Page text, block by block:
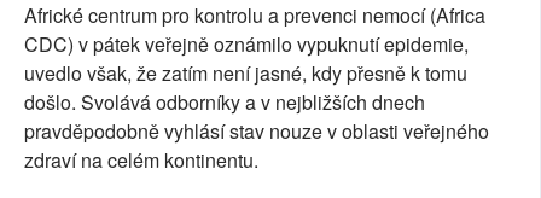
Africké centrum pro kontrolu a prevenci nemocí (Africa
CDC) v pátek veřejně oznámilo vypuknutí epidemie,
uvedlo však, že zatím není jasné, kdy přesně k tomu
došlo. Svolává odborníky a v nejbližších dnech
pravděpodobně vyhlásí stav nouze v oblasti veřejného
zdraví na celém kontinentu.